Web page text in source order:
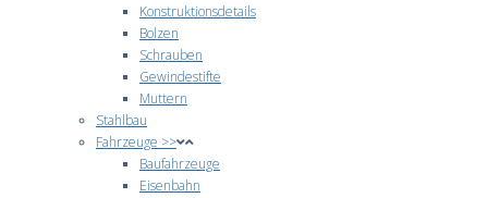
Konstruktionsdetails
Bolzen
Schrauben
Gewindestifte
Muttern
Stahlbau
Fahrzeuge >>
Baufahrzeuge
Eisenbahn